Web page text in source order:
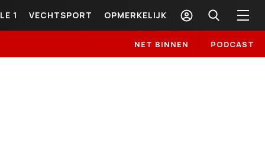
1 VECHTSPORT OPMERKELIJK
NET BINNEN PODCAST